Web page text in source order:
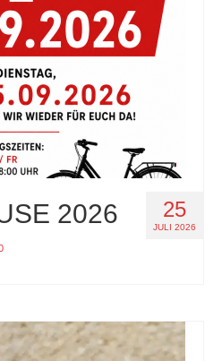
/ appia / belair / divide
pro / 2026 / 100nm
25
JULI 2026
2026